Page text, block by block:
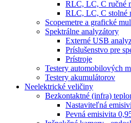
RLC, LC, C ručné
RLC, LC, C stolné
Scopemetre a grafické
Spektrálne analyzátory
Externé USB
Príslušenstvo pre
Prístroje
Testery automobilových
Testery akumulátorov
Neelektrické veličiny
Bezkontaktné (infra)
Nastaviteľná
Pevná emisivita